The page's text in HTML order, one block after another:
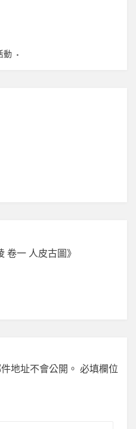
動
一 人皮古圖》
地址不會公開。 必填欄位